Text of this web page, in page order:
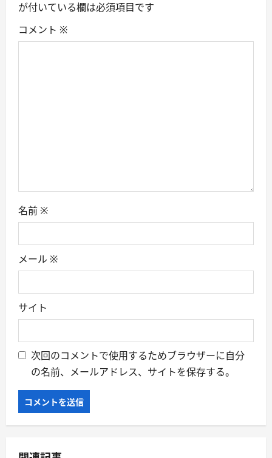
g
a
が付いている欄は必須項目です
コメント ※
名前 ※
メール ※
サイト
次回のコメントで使用するためブラウザーに自分
の名前、メールアドレス、サイトを保存する。